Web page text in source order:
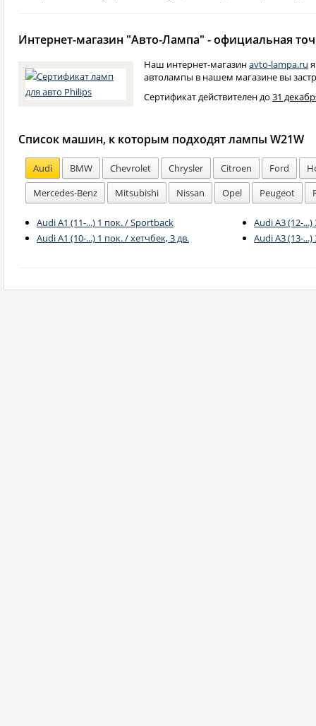
Интернет-магазин "Авто-Лампа" - официальная
Наш интернет-магазинavto-lampa.ru
автолампы в нашем магазине вы
Сертификат действителен до 31
Список машин, к которым подходят лампы W21W
Audi BMW Chevrolet Chrysler Citroen Ford
Mercedes-Benz
Mitsubishi Nissan Opel Peugeot
Audi A1 (11-...) 1 пок. / Sportback
Audi A1 (10-...) 1 пок. / хетчбек, 3 дв.
Audi A3 (12-
Audi A3 (13-